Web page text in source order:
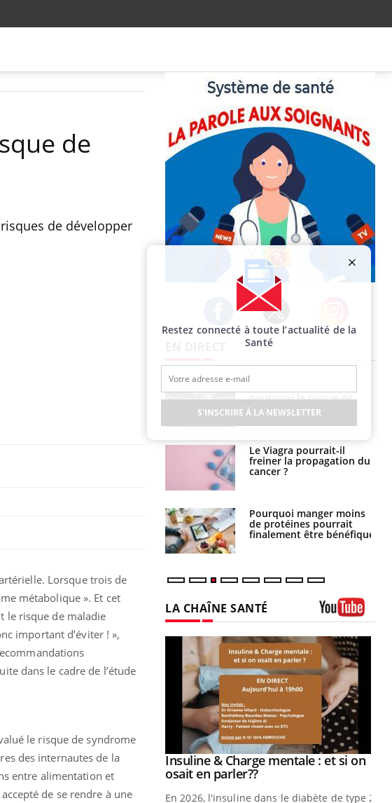
de
de développer
Lorsque trois de
métabolique ». Et cet
le risque de maladie
important d’éviter ! »,
dans le cadre de l’étude
le risque de syndrome
des internautes de la
entre alimentation et
de se rendre à une
Facebook Twitter Instagram
pourquoi le risque de
noyade grimpe-t-il ?
Le Viagra pourrait-il
freiner la propagation du
cancer ?
Pourquoi manger moins
de protéines pourrait
finalement être bénéfique
que dit la science
Le smartphone nuit-il à
l'apprentissage de la
lecture ?
Mordue par une tique en
vacances, elle reste dans
le coma pendant 42 jours
LA CHAÎNE SANTÉ
Youtube
Insuline & Charge mentale : et si on
osait en parler??Youtube
En 2026, l'insuline dans le diabète de type 2
Restez connecté à toute l’actualité de la
Santé
S'INSCRIRE À LA NEWSLETTER